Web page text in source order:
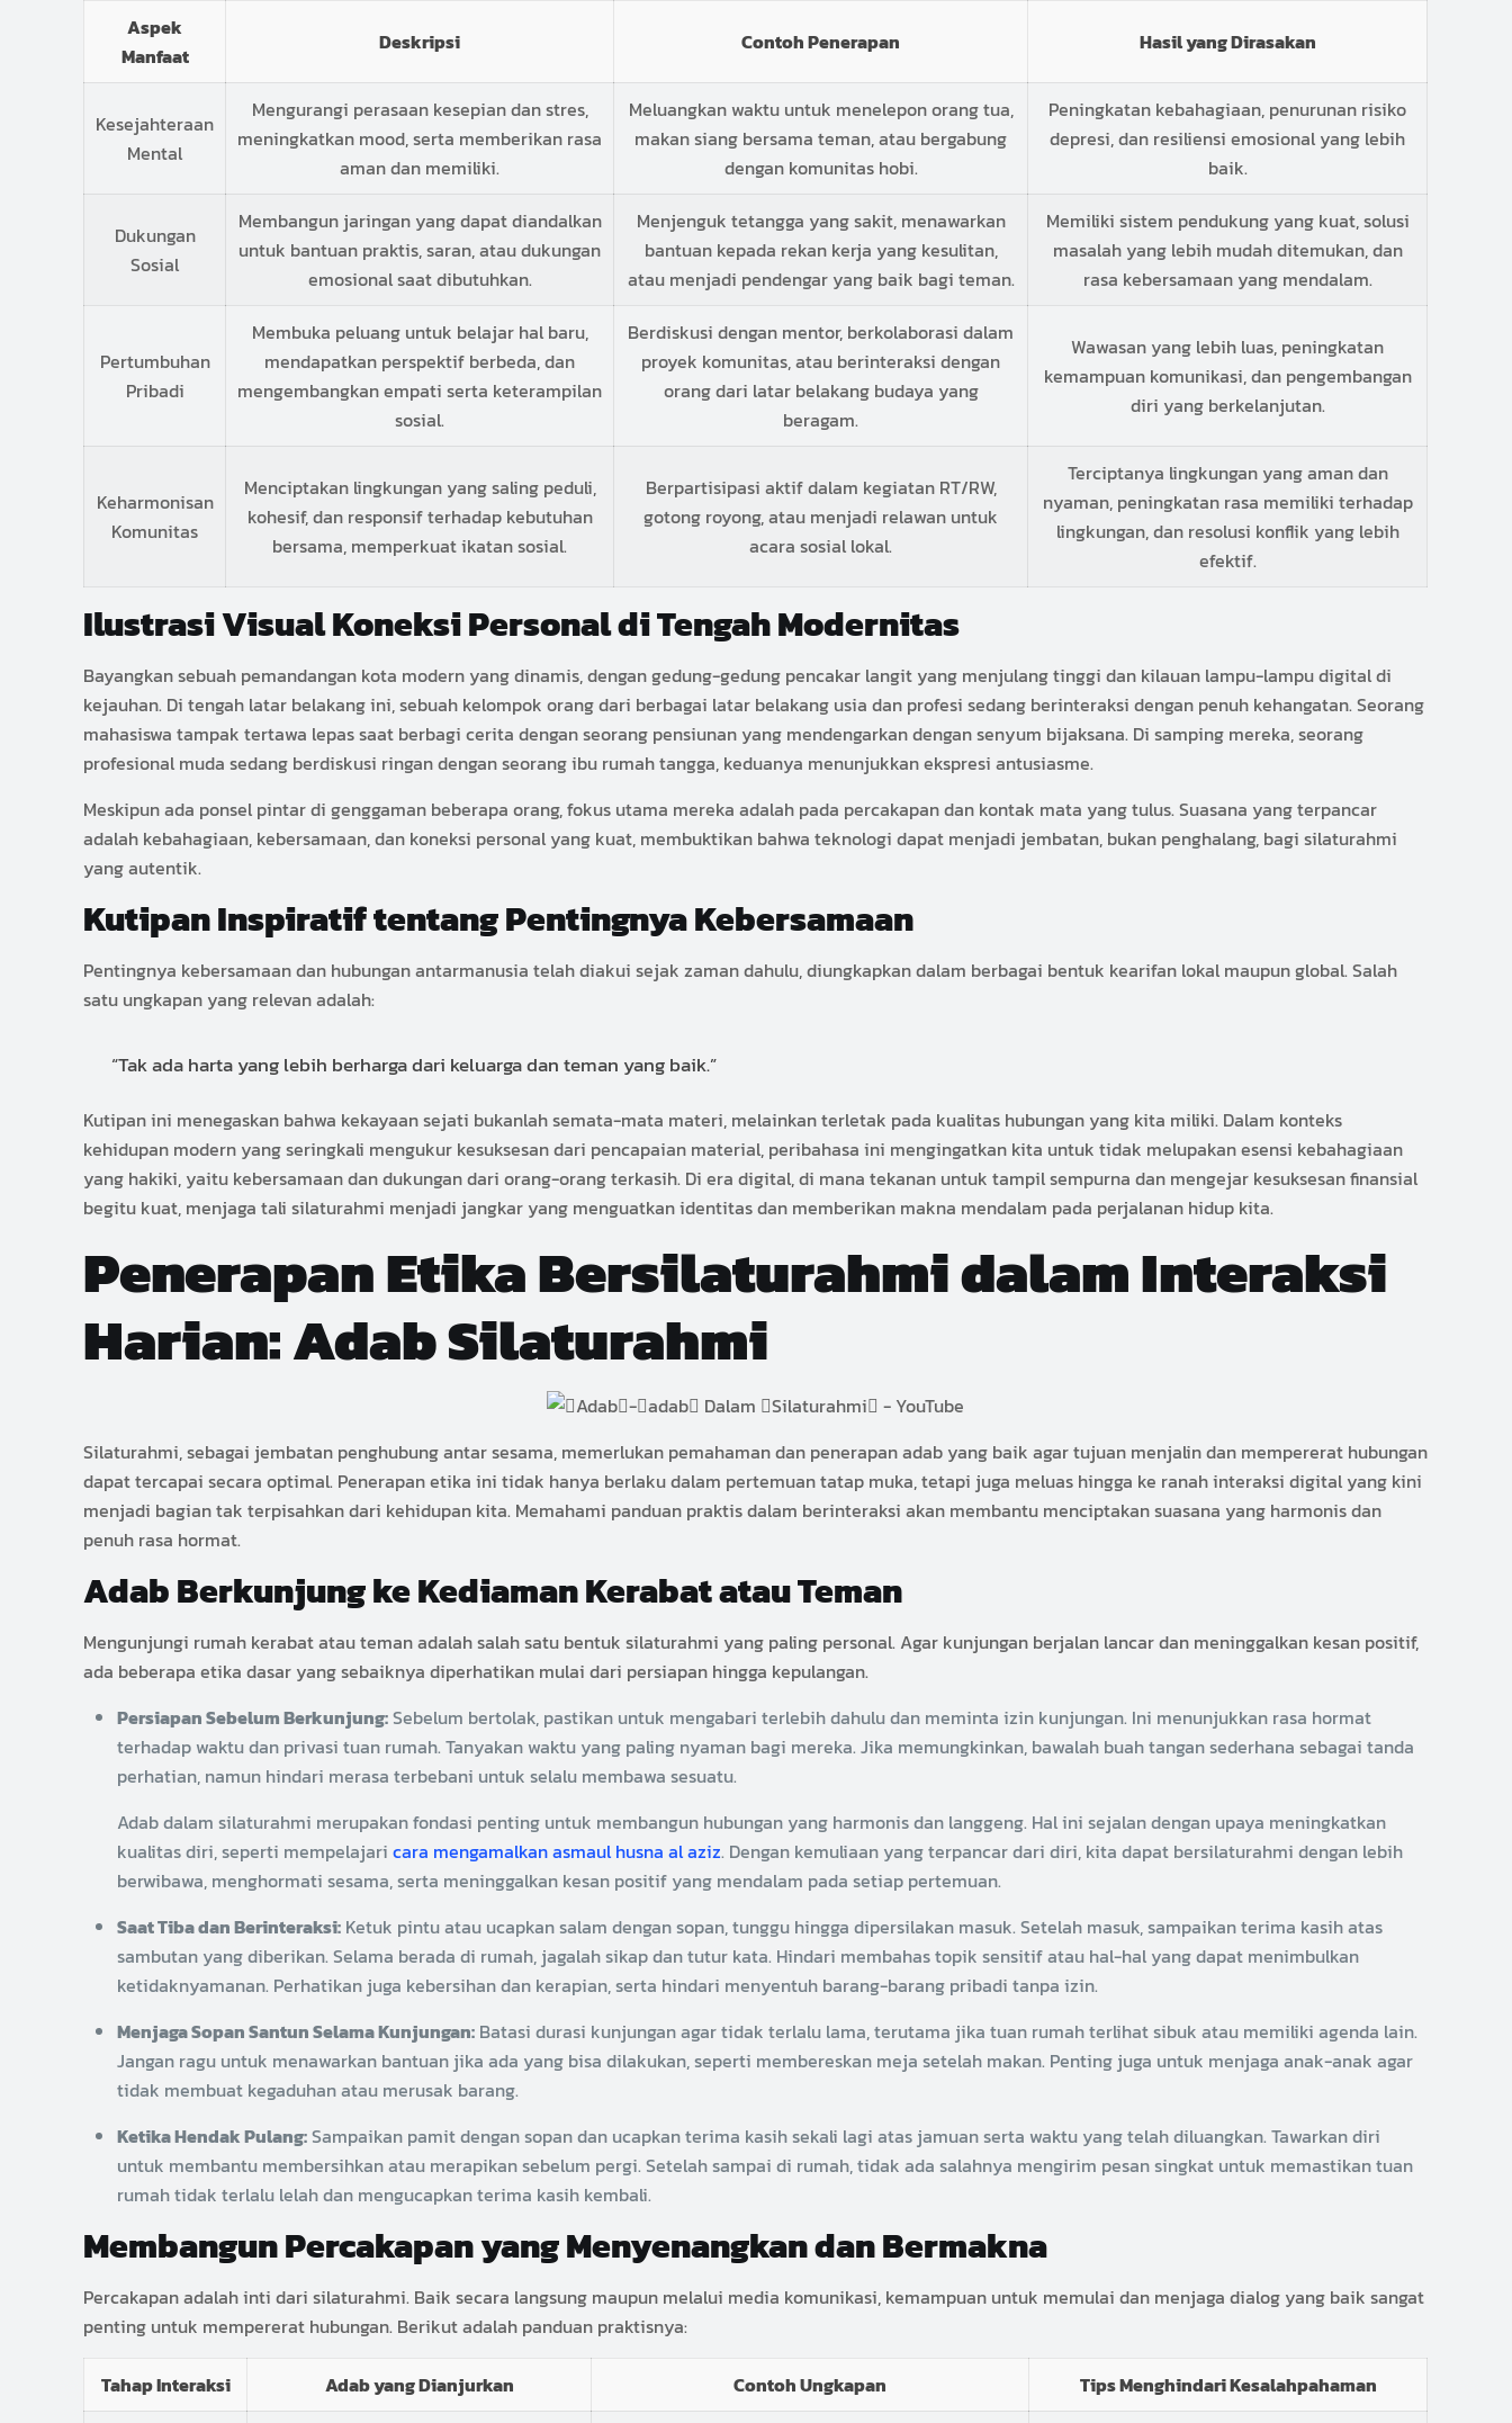
Aspek
Manfaat
Deskripsi Contoh Penerapan Hasil yang Dirasakan
Kesejahteraan
Mental
Mengurangi perasaan kesepian dan stres,
meningkatkan mood, serta memberikan rasa
aman dan memiliki.
Meluangkan waktu untuk menelepon orang tua,
makan siang bersama teman, atau bergabung
dengan komunitas hobi.
Peningkatan kebahagiaan, penurunan risiko
depresi, dan resiliensi emosional yang lebih
baik.
Dukungan
Sosial
Membangun jaringan yang dapat diandalkan
untuk bantuan praktis, saran, atau dukungan
emosional saat dibutuhkan.
Menjenguk tetangga yang sakit, menawarkan
bantuan kepada rekan kerja yang kesulitan,
atau menjadi pendengar yang baik bagi teman.
Memiliki sistem pendukung yang kuat, solusi
masalah yang lebih mudah ditemukan, dan
rasa kebersamaan yang mendalam.
Pertumbuhan
Pribadi
Membuka peluang untuk belajar hal baru,
mendapatkan perspektif berbeda, dan
mengembangkan empati serta keterampilan
sosial.
Berdiskusi dengan mentor, berkolaborasi dalam
proyek komunitas, atau berinteraksi dengan
orang dari latar belakang budaya yang
beragam.
Wawasan yang lebih luas, peningkatan
kemampuan komunikasi, dan pengembangan
diri yang berkelanjutan.
Keharmonisan
Komunitas
Menciptakan lingkungan yang saling peduli,
kohesif, dan responsif terhadap kebutuhan
bersama, memperkuat ikatan sosial.
Berpartisipasi aktif dalam kegiatan RT/RW,
gotong royong, atau menjadi relawan untuk
acara sosial lokal.
Terciptanya lingkungan yang aman dan
nyaman, peningkatan rasa memiliki terhadap
lingkungan, dan resolusi konflik yang lebih
efektif.
Ilustrasi Visual Koneksi Personal di Tengah Modernitas
Bayangkan sebuah pemandangan kota modern yang dinamis, dengan gedung-gedung pencakar langit yang menjulang tinggi dan kilauan lampu-lampu digital di
kejauhan. Di tengah latar belakang ini, sebuah kelompok orang dari berbagai latar belakang usia dan profesi sedang berinteraksi dengan penuh kehangatan. Seorang
mahasiswa tampak tertawa lepas saat berbagi cerita dengan seorang pensiunan yang mendengarkan dengan senyum bijaksana. Di samping mereka, seorang
profesional muda sedang berdiskusi ringan dengan seorang ibu rumah tangga, keduanya menunjukkan ekspresi antusiasme.
Meskipun ada ponsel pintar di genggaman beberapa orang, fokus utama mereka adalah pada percakapan dan kontak mata yang tulus. Suasana yang terpancar
adalah kebahagiaan, kebersamaan, dan koneksi personal yang kuat, membuktikan bahwa teknologi dapat menjadi jembatan, bukan penghalang, bagi silaturahmi
yang autentik.
Kutipan Inspiratif tentang Pentingnya Kebersamaan
Pentingnya kebersamaan dan hubungan antarmanusia telah diakui sejak zaman dahulu, diungkapkan dalam berbagai bentuk kearifan lokal maupun global. Salah
satu ungkapan yang relevan adalah:
“Tak ada harta yang lebih berharga dari keluarga dan teman yang baik.”
Kutipan ini menegaskan bahwa kekayaan sejati bukanlah semata-mata materi, melainkan terletak pada kualitas hubungan yang kita miliki. Dalam konteks
kehidupan modern yang seringkali mengukur kesuksesan dari pencapaian material, peribahasa ini mengingatkan kita untuk tidak melupakan esensi kebahagiaan
yang hakiki, yaitu kebersamaan dan dukungan dari orang-orang terkasih. Di era digital, di mana tekanan untuk tampil sempurna dan mengejar kesuksesan finansial
begitu kuat, menjaga tali silaturahmi menjadi jangkar yang menguatkan identitas dan memberikan makna mendalam pada perjalanan hidup kita.
Penerapan Etika Bersilaturahmi dalam Interaksi
Harian: Adab Silaturahmi
Silaturahmi, sebagai jembatan penghubung antar sesama, memerlukan pemahaman dan penerapan adab yang baik agar tujuan menjalin dan mempererat hubungan
dapat tercapai secara optimal. Penerapan etika ini tidak hanya berlaku dalam pertemuan tatap muka, tetapi juga meluas hingga ke ranah interaksi digital yang kini
menjadi bagian tak terpisahkan dari kehidupan kita. Memahami panduan praktis dalam berinteraksi akan membantu menciptakan suasana yang harmonis dan
penuh rasa hormat.
Adab Berkunjung ke Kediaman Kerabat atau Teman
Mengunjungi rumah kerabat atau teman adalah salah satu bentuk silaturahmi yang paling personal. Agar kunjungan berjalan lancar dan meninggalkan kesan positif,
ada beberapa etika dasar yang sebaiknya diperhatikan mulai dari persiapan hingga kepulangan.
Persiapan Sebelum Berkunjung:Sebelum bertolak, pastikan untuk mengabari terlebih dahulu dan meminta izin kunjungan. Ini menunjukkan rasa hormat
terhadap waktu dan privasi tuan rumah. Tanyakan waktu yang paling nyaman bagi mereka. Jika memungkinkan, bawalah buah tangan sederhana sebagai tanda
perhatian, namun hindari merasa terbebani untuk selalu membawa sesuatu.
Adab dalam silaturahmi merupakan fondasi penting untuk membangun hubungan yang harmonis dan langgeng. Hal ini sejalan dengan upaya meningkatkan
kualitas diri, seperti mempelajaricara mengamalkan asmaul husna al aziz. Dengan kemuliaan yang terpancar dari diri, kita dapat bersilaturahmi dengan lebih
berwibawa, menghormati sesama, serta meninggalkan kesan positif yang mendalam pada setiap pertemuan.
Saat Tiba dan Berinteraksi: Ketuk pintu atau ucapkan salam dengan sopan, tunggu hingga dipersilakan masuk. Setelah masuk, sampaikan terima kasih atas
sambutan yang diberikan. Selama berada di rumah, jagalah sikap dan tutur kata. Hindari membahas topik sensitif atau hal-hal yang dapat menimbulkan
ketidaknyamanan. Perhatikan juga kebersihan dan kerapian, serta hindari menyentuh barang-barang pribadi tanpa izin.
Menjaga Sopan Santun Selama Kunjungan: Batasi durasi kunjungan agar tidak terlalu lama, terutama jika tuan rumah terlihat sibuk atau memiliki agenda lain.
Jangan ragu untuk menawarkan bantuan jika ada yang bisa dilakukan, seperti membereskan meja setelah makan. Penting juga untuk menjaga anak-anak agar
tidak membuat kegaduhan atau merusak barang.
Ketika Hendak Pulang:Sampaikan pamit dengan sopan dan ucapkan terima kasih sekali lagi atas jamuan serta waktu yang telah diluangkan. Tawarkan diri
untuk membantu membersihkan atau merapikan sebelum pergi. Setelah sampai di rumah, tidak ada salahnya mengirim pesan singkat untuk memastikan tuan
rumah tidak terlalu lelah dan mengucapkan terima kasih kembali.
Membangun Percakapan yang Menyenangkan dan Bermakna
Percakapan adalah inti dari silaturahmi. Baik secara langsung maupun melalui media komunikasi, kemampuan untuk memulai dan menjaga dialog yang baik sangat
penting untuk mempererat hubungan. Berikut adalah panduan praktisnya:
Tahap Interaksi Adab yang Dianjurkan Contoh Ungkapan Tips Menghindari Kesalahpahaman